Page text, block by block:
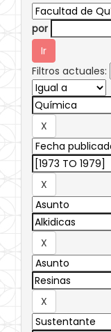
por
Filtros actuales: